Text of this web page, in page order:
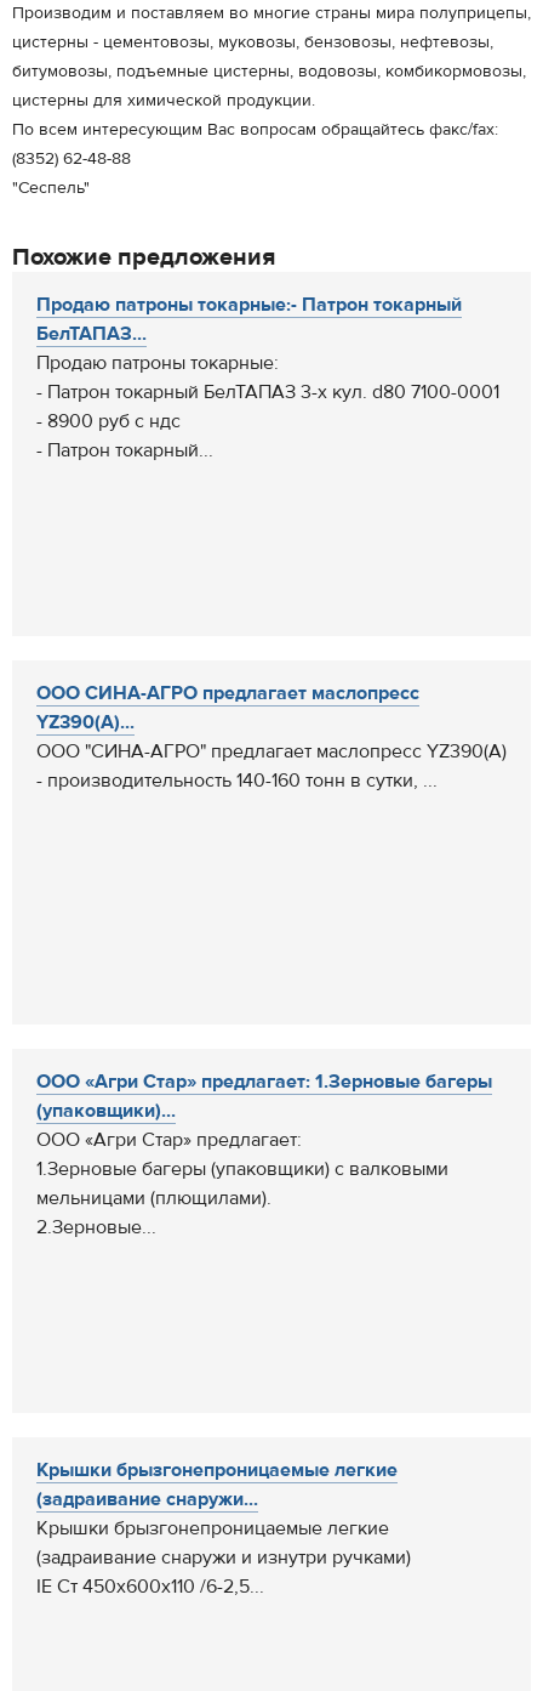
Производим и поставляем во многие страны мира полуприцепы,
цистерны - цементовозы, муковозы, бензовозы, нефтевозы,
битумовозы, подъемные цистерны, водовозы, комбикормовозы,
цистерны для химической продукции.
По всем интересующим Вас вопросам обращайтесь факс/fax:
(8352) 62-48-88
"Сеспель"
Похожие предложения
Продаю патроны токарные:- Патрон токарный
БелТАПАЗ...
Продаю патроны токарные:
- Патрон токарный БелТАПАЗ 3-х кул. d80 7100-0001
- 8900 руб с ндс
- Патрон токарный...
ООО СИНА-АГРО предлагает маслопресс
YZ390(А)...
ООО "СИНА-АГРО" предлагает маслопресс YZ390(А)
- производительность 140-160 тонн в сутки, ...
ООО «Агри Стар» предлагает: 1.Зерновые багеры
(упаковщики)...
ООО «Агри Стар» предлагает:
1.Зерновые багеры (упаковщики) с валковыми
мельницами (плющилами).
2.Зерновые...
Крышки брызгонепроницаемые легкие
(задраивание снаружи...
Крышки брызгонепроницаемые легкие
(задраивание снаружи и изнутри ручками)
IE Ст 450x600x110 /6-2,5...